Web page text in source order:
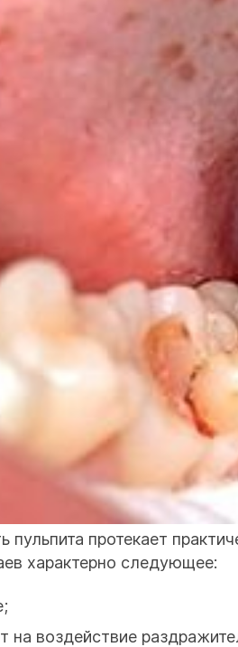
пульпита протекает
характерно следующее:
на воздействие